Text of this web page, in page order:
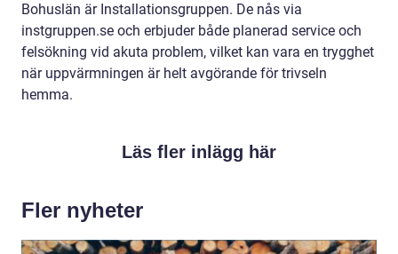
Bohuslän är Installationsgruppen. De nås via
instgruppen.se och erbjuder både planerad service och
felsökning vid akuta problem, vilket kan vara en trygghet
när uppvärmningen är helt avgörande för trivseln
hemma.
Läs fler inlägg här
Fler nyheter